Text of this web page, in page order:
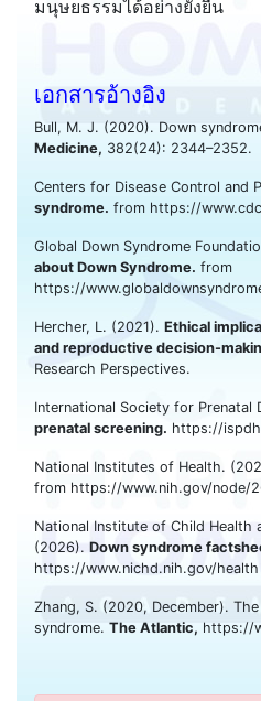
มนุษยธรรมได้อย่างยั่งยืน
เอกสารอ้างอิง
Bull, M. J. (2020). Down
Medicine, 382(24): 2344–2352.
Centers for Disease Control and
syndrome. from https://
Global Down Syndrome
about Down Syndrome. from
https://
Hercher, L. (2021). Ethical
and reproductive decision-
Research Perspectives.
International Society for Prenatal
prenatal screening. https://
National Institutes of Health.
from https://www.nih.gov/node/
National Institute of Child Health
(2026). Down syndrome
https://www.nichd.nih.gov/health
Zhang, S. (2020, December).
syndrome. The Atlantic, https://